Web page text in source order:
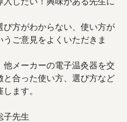
入したい！興味がある先生に
び方がわからない、使い方が
うご意見をよくいただきま
他メーカーの電子温灸器を交
と合った使い方、選び方など
ます。
子先生